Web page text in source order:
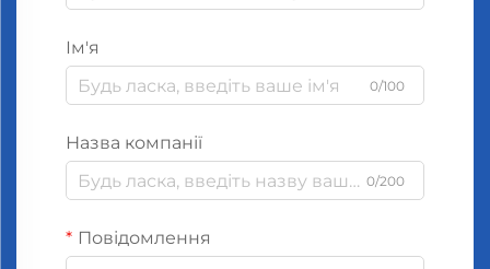
Ім'я
0/100
Назва компанії
0/200
Повідомлення